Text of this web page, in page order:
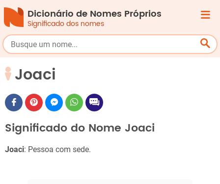
Dicionário de Nomes Próprios
Significado dos nomes
Joaci
Significado do Nome Joaci
Joaci: Pessoa com sede.